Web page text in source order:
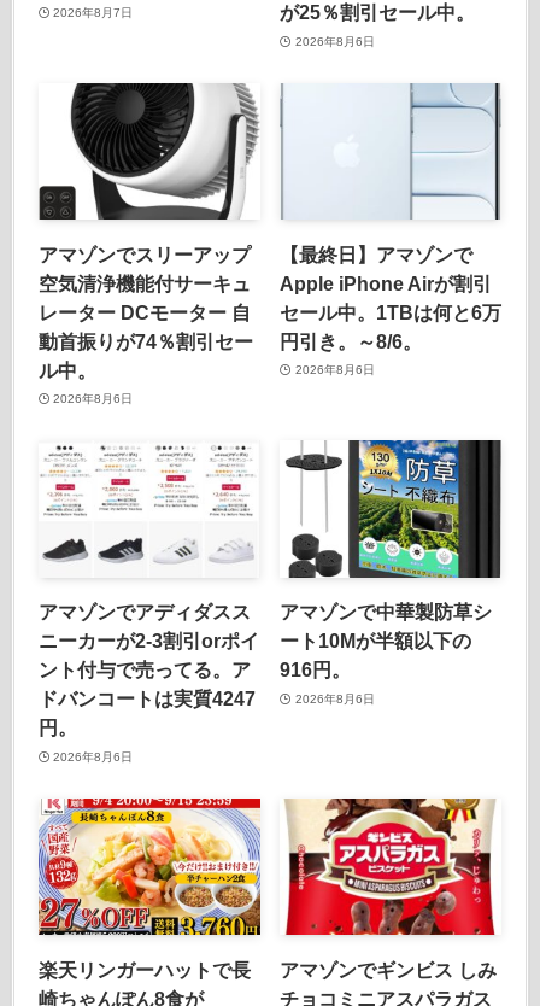
2026年8月7日
が25％割引セール中。
2026年8月6日
アマゾンでスリーアップ
空気清浄機能付サーキュ
レーター DCモーター 自
動首振りが74％割引セー
ル中。
2026年8月6日
【最終日】アマゾンで
Apple iPhone Airが割引
セール中。1TBは何と6万
円引き。～8/6。
2026年8月6日
アマゾンでアディダスス
ニーカーが2-3割引orポイ
ント付与で売ってる。ア
ドバンコートは実質4247
円。
2026年8月6日
アマゾンで中華製防草シ
ート10Mが半額以下の
916円。
2026年8月6日
楽天リンガーハットで長
崎ちゃんぽん8食が
アマゾンでギンビス しみ
チョコミニアスパラガス